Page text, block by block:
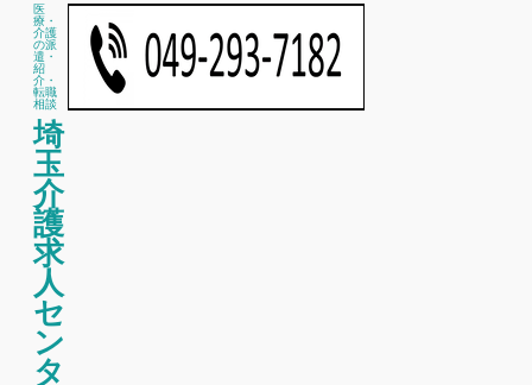
医
療・
介護
の派
遣・
紹
介・
転職
相談
埼
玉
介
護
求
人
セ
ン
タ